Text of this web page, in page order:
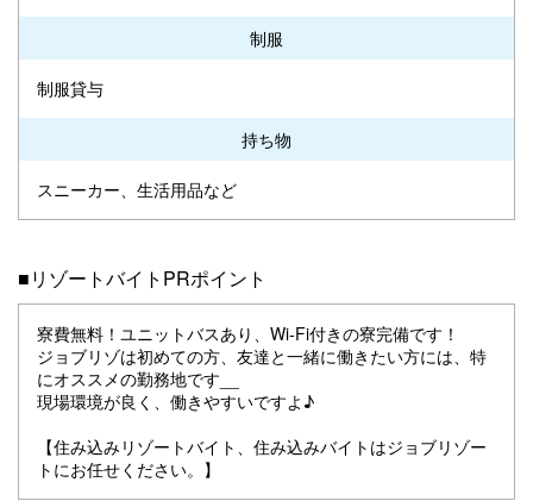
制服
制服貸与
持ち物
スニーカー、生活用品など
■リゾートバイトPRポイント
寮費無料！ユニットバスあり、Wi-Fi付きの寮完備です！
ジョブリゾは初めての方、友達と一緒に働きたい方には、特
にオススメの勤務地です__
現場環境が良く、働きやすいですよ♪
【住み込みリゾートバイト、住み込みバイトはジョブリゾー
トにお任せください。】